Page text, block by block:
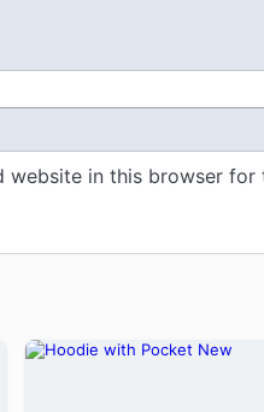
website in this browser